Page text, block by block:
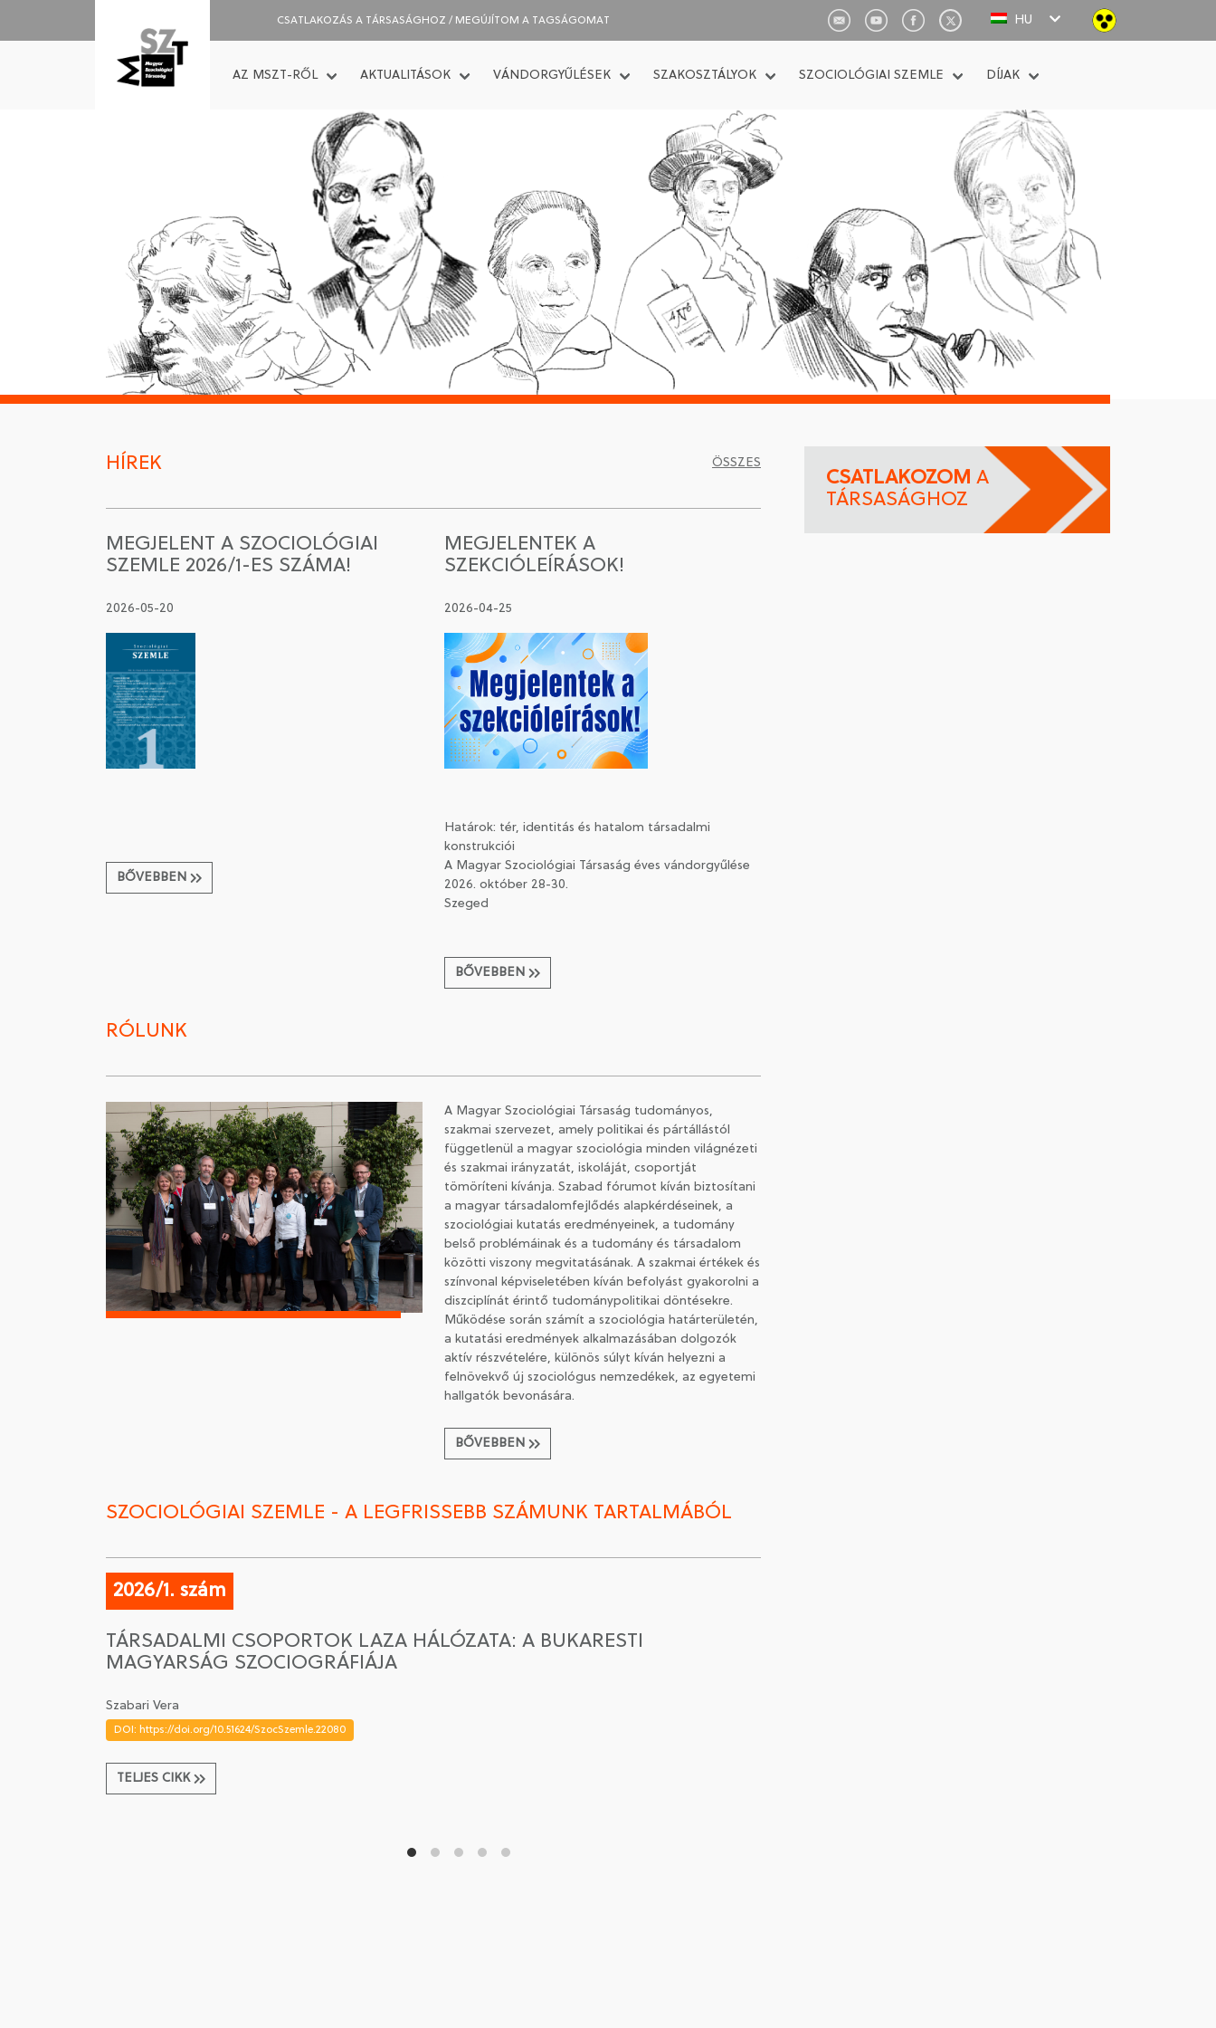
CSATLAKOZÁS A TÁRSASÁGHOZ / MEGÚJÍTOM A TAGSÁGOMAT HU
AZ MSZT-RŐL AKTUALITÁSOK VÁNDORGYŰLÉSEK SZAKOSZTÁLYOK SZOCIOLÓGIAI SZEMLE DÍJAK
HÍREK ÖSSZES
MEGJELENT A SZOCIOLÓGIAI
SZEMLE 2026/1-ES SZÁMA!
2026-05-20
BŐVEBBEN
MEGJELENTEK A
SZEKCIÓLEÍRÁSOK!
2026-04-25
Határok: tér, identitás és hatalom társadalmi
konstrukciói
A Magyar Szociológiai Társaság éves vándorgyűlése
2026. október 28-30.
Szeged
BŐVEBBEN
RÓLUNK
A Magyar Szociológiai Társaság tudományos,
szakmai szervezet, amely politikai és pártállástól
függetlenül a magyar szociológia minden világnézeti
és szakmai irányzatát, iskoláját, csoportját
tömöríteni kívánja. Szabad fórumot kíván biztosítani
a magyar társadalomfejlődés alapkérdéseinek, a
szociológiai kutatás eredményeinek, a tudomány
belső problémáinak és a tudomány és társadalom
közötti viszony megvitatásának. A szakmai értékek és
színvonal képviseletében kíván befolyást gyakorolni a
diszciplínát érintő tudománypolitikai döntésekre.
Működése során számít a szociológia határterületén,
a kutatási eredmények alkalmazásában dolgozók
aktív részvételére, különös súlyt kíván helyezni a
felnövekvő új szociológus nemzedékek, az egyetemi
hallgatók bevonására.
BŐVEBBEN
SZOCIOLÓGIAI SZEMLE - A LEGFRISSEBB SZÁMUNK TARTALMÁBÓL
2026/1. szám
TÁRSADALMI CSOPORTOK LAZA HÁLÓZATA: A BUKARESTI
MAGYARSÁG SZOCIOGRÁFIÁJA
Szabari Vera
DOI: https://doi.org/10.51624/SzocSzemle.22080
TELJES CIKK
CSATLAKOZOM A
TÁRSASÁGHOZ